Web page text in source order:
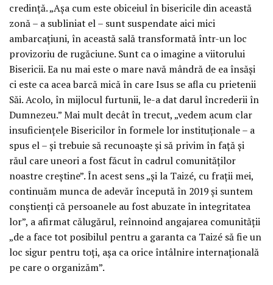
credință. „Așa cum este obiceiul în bisericile din această
zonă – a subliniat el – sunt suspendate aici mici
ambarcațiuni, în această sală transformată într-un loc
provizoriu de rugăciune. Sunt ca o imagine a viitorului
Bisericii. Ea nu mai este o mare navă mândră de ea însăși
ci este ca acea barcă mică în care Isus se afla cu prietenii
Săi. Acolo, în mijlocul furtunii, le-a dat darul încrederii în
Dumnezeu.” Mai mult decât în trecut, „vedem acum clar
insuficiențele Bisericilor în formele lor instituționale – a
spus el – și trebuie să recunoaște și să privim în față și
răul care uneori a fost făcut în cadrul comunităților
noastre creștine”. În acest sens „și la Taizé, cu frații mei,
continuăm munca de adevăr începută în 2019 și suntem
conștienți că persoanele au fost abuzate în integritatea
lor”, a afirmat călugărul, reînnoind angajarea comunității
„de a face tot posibilul pentru a garanta ca Taizé să fie un
loc sigur pentru toți, așa ca orice întâlnire internațională
pe care o organizăm”.